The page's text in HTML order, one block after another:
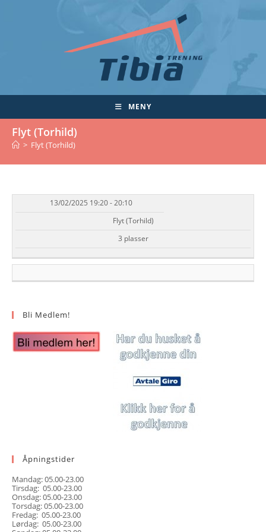
MENY
Flyt (Torhild)
> Flyt (Torhild)
DATO/TID EVENT TILGJENGELIGHET
13/02/2025 19:20 - 20:10
Flyt (Torhild)
3 plasser
Bli Medlem!
Åpningstider
Mandag: 05.00-23.00
Tirsdag: 05.00-23.00
Onsdag: 05.00-23.00
Torsdag: 05.00-23.00
Fredag: 05.00-23.00
Lørdag: 05.00-23.00